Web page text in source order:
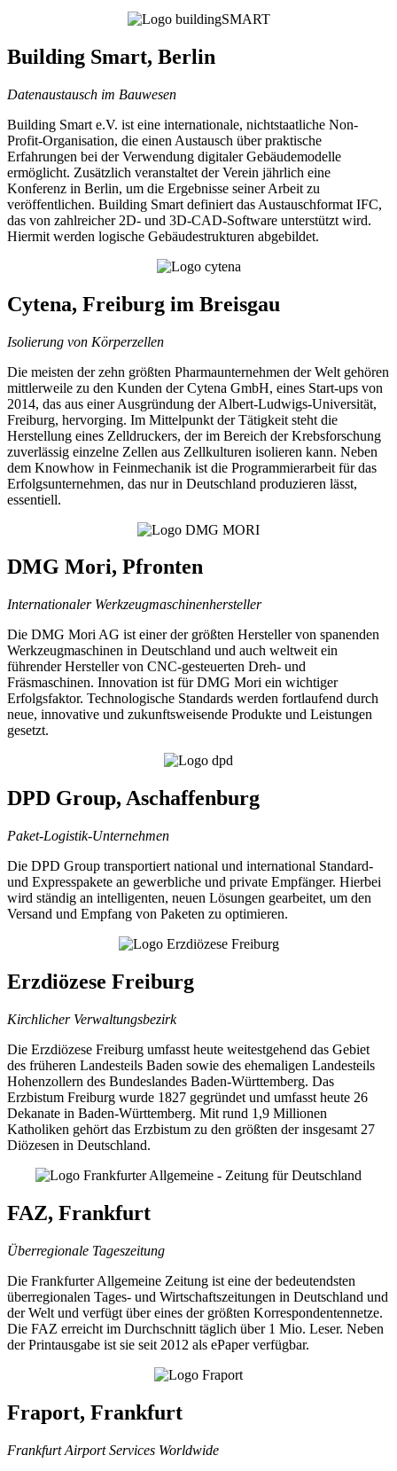
Building Smart, Berlin
Datenaustausch im Bauwesen
Building Smart e.V. ist eine internationale, nichtstaatliche Non-
Profit-Organisation, die einen Austausch über praktische
Erfahrungen bei der Verwendung digitaler Gebäudemodelle
ermöglicht. Zusätzlich veranstaltet der Verein jährlich eine
Konferenz in Berlin, um die Ergebnisse seiner Arbeit zu
veröffentlichen. Building Smart definiert das Austauschformat IFC,
das von zahlreicher 2D- und 3D-CAD-Software unterstützt wird.
Hiermit werden logische Gebäudestrukturen abgebildet.
Cytena, Freiburg im Breisgau
Isolierung von Körperzellen
Die meisten der zehn größten Pharmaunternehmen der Welt gehören
mittlerweile zu den Kunden der Cytena GmbH, eines Start-ups von
2014, das aus einer Ausgründung der Albert-Ludwigs-Universität,
Freiburg, hervorging. Im Mittelpunkt der Tätigkeit steht die
Herstellung eines Zelldruckers, der im Bereich der Krebsforschung
zuverlässig einzelne Zellen aus Zellkulturen isolieren kann. Neben
dem Knowhow in Feinmechanik ist die Programmierarbeit für das
Erfolgsunternehmen, das nur in Deutschland produzieren lässt,
essentiell.
DMG Mori, Pfronten
Internationaler Werkzeugmaschinenhersteller
Die DMG Mori AG ist einer der größten Hersteller von spanenden
Werkzeugmaschinen in Deutschland und auch weltweit ein
führender Hersteller von CNC-gesteuerten Dreh- und
Fräsmaschinen. Innovation ist für DMG Mori ein wichtiger
Erfolgsfaktor. Technologische Standards werden fortlaufend durch
neue, innovative und zukunftsweisende Produkte und Leistungen
gesetzt.
DPD Group, Aschaffenburg
Paket-Logistik-Unternehmen
Die DPD Group transportiert national und international Standard-
und Expresspakete an gewerbliche und private Empfänger. Hierbei
wird ständig an intelligenten, neuen Lösungen gearbeitet, um den
Versand und Empfang von Paketen zu optimieren.
Erzdiözese Freiburg
Kirchlicher Verwaltungsbezirk
Die Erzdiözese Freiburg umfasst heute weitestgehend das Gebiet
des früheren Landesteils Baden sowie des ehemaligen Landesteils
Hohenzollern des Bundeslandes Baden-Württemberg. Das
Erzbistum Freiburg wurde 1827 gegründet und umfasst heute 26
Dekanate in Baden-Württemberg. Mit rund 1,9 Millionen
Katholiken gehört das Erzbistum zu den größten der insgesamt 27
Diözesen in Deutschland.
FAZ, Frankfurt
Überregionale Tageszeitung
Die Frankfurter Allgemeine Zeitung ist eine der bedeutendsten
überregionalen Tages- und Wirtschaftszeitungen in Deutschland und
der Welt und verfügt über eines der größten Korrespondentennetze.
Die FAZ erreicht im Durchschnitt täglich über 1 Mio. Leser. Neben
der Printausgabe ist sie seit 2012 als ePaper verfügbar.
Fraport, Frankfurt
Frankfurt Airport Services Worldwide